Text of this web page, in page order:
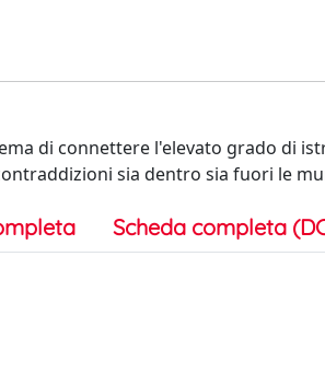
di connettere l'elevato grado di
sia dentro sia fuori le
Scheda completa